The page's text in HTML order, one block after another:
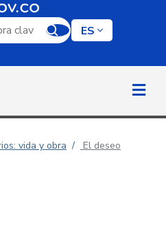
por palabra clave
ES
vida y obra El deseo